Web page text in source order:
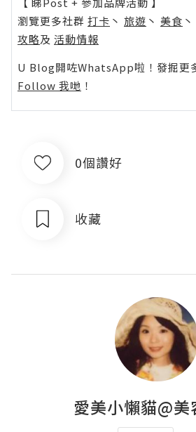
瀏覽更多社群 打卡 丶 旅遊 丶 美食 丶
攻略及 活動情報
U Blog開咗WhatsApp啦！發掘更
Follow 我哋 ！
0個讚好
收藏
愛美小懶貓@美